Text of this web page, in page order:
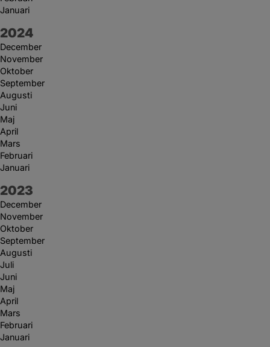
Januari
År:
2024
December
November
Oktober
September
Augusti
Juni
Maj
April
Mars
Februari
Januari
År:
2023
December
November
Oktober
September
Augusti
Juli
Juni
Maj
April
Mars
Februari
Januari